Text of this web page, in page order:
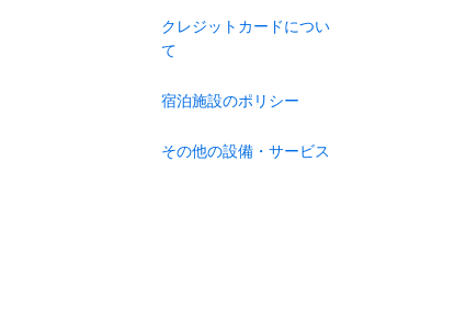
クレジットカードについ
て
宿泊施設のポリシー
その他の設備・サービス